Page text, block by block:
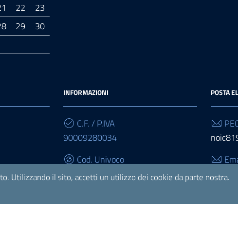
22
23
29
30
INFORMAZIONI
C.F. / P.IVA
90009280034
Cod. Univoco
UFZ9M3
POSTA
Utilizzando il sito, accetti un utilizzo dei cookie da parte nostra.